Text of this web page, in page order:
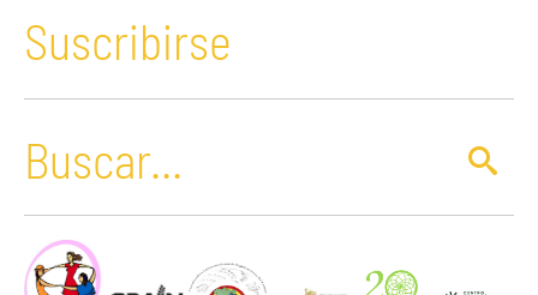
Suscribirse